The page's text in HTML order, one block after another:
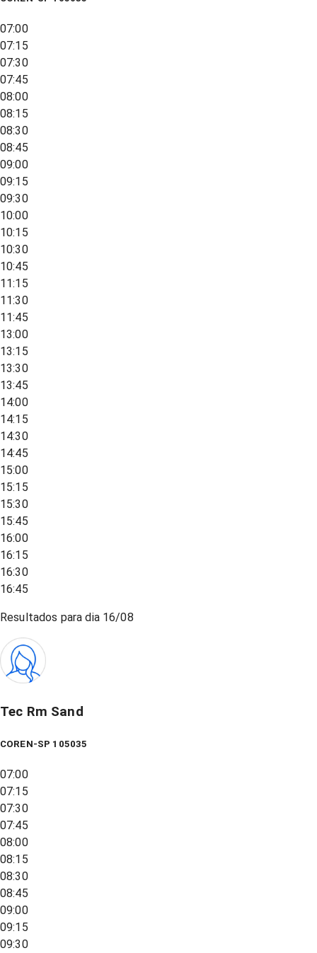
07:00
07:15
07:30
07:45
08:00
08:15
08:30
08:45
09:00
09:15
09:30
10:00
10:15
10:30
10:45
11:15
11:30
11:45
13:00
13:15
13:30
13:45
14:00
14:15
14:30
14:45
15:00
15:15
15:30
15:45
16:00
16:15
16:30
16:45
Resultados para dia 16/08
Tec Rm Sand
COREN-SP 105035
07:00
07:15
07:30
07:45
08:00
08:15
08:30
08:45
09:00
09:15
09:30